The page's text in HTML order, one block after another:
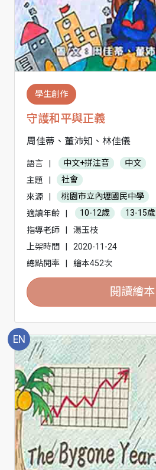
學生創作
守護和平與正義
周佳蒂、董沛知、林佳儀
語言 | 中文+拼注音
中文
主題
|
社會
來源
|
桃園市立內壢國民中學
適讀年齡
| 10-12歲 13-15歲
指導老師
|
湯玉枝
上架時間
|
2020-11-24
總點閱率
| 繪本452次
閱讀繪本
EN